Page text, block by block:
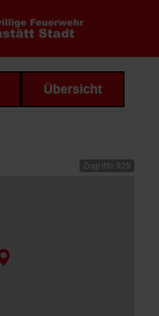
Übersicht
Zugriffe 929